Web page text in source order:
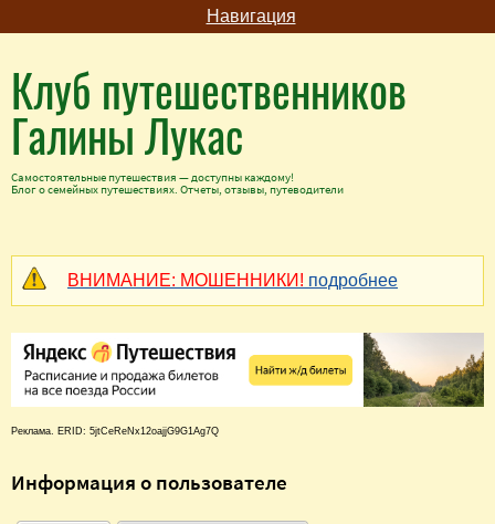
Навигация
Клуб путешественников
Галины Лукас
Самостоятельные путешествия — доступны каждому!
Блог о семейных путешествиях. Отчеты, отзывы, путеводители
ВНИМАНИЕ: МОШЕННИКИ! подробнее
Реклама. ERID: 5jtCeReNx12oajjG9G1Ag7Q
Информация о пользователе